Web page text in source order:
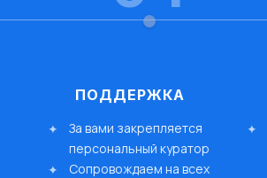
ПОДДЕРЖКА
За вами закрепляется
персональный куратор
Сопровождаем на всех